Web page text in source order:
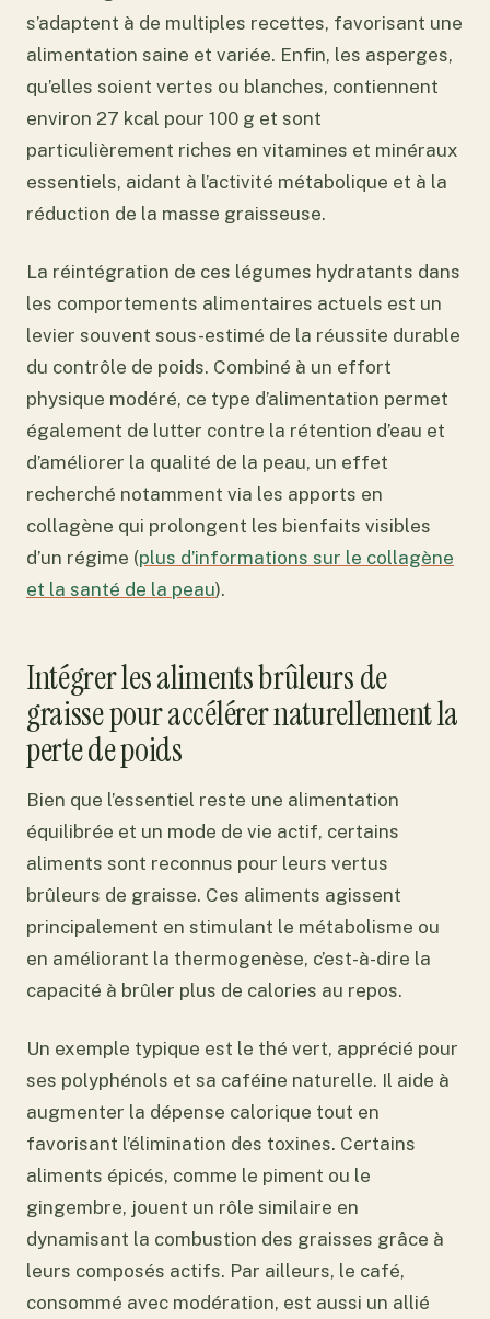
s’adaptent à de multiples recettes, favorisant une
alimentation saine et variée. Enfin, les asperges,
qu’elles soient vertes ou blanches, contiennent
environ 27 kcal pour 100 g et sont
particulièrement riches en vitamines et minéraux
essentiels, aidant à l’activité métabolique et à la
réduction de la masse graisseuse.
La réintégration de ces légumes hydratants dans
les comportements alimentaires actuels est un
levier souvent sous-estimé de la réussite durable
du contrôle de poids. Combiné à un effort
physique modéré, ce type d’alimentation permet
également de lutter contre la rétention d’eau et
d’améliorer la qualité de la peau, un effet
recherché notamment via les apports en
collagène qui prolongent les bienfaits visibles
d’un régime (plus d’informations sur le collagène
et la santé de la peau).
Intégrer les aliments brûleurs de
graisse pour accélérer naturellement la
perte de poids
Bien que l’essentiel reste une alimentation
équilibrée et un mode de vie actif, certains
aliments sont reconnus pour leurs vertus
brûleurs de graisse. Ces aliments agissent
principalement en stimulant le métabolisme ou
en améliorant la thermogenèse, c’est-à-dire la
capacité à brûler plus de calories au repos.
Un exemple typique est le thé vert, apprécié pour
ses polyphénols et sa caféine naturelle. Il aide à
augmenter la dépense calorique tout en
favorisant l’élimination des toxines. Certains
aliments épicés, comme le piment ou le
gingembre, jouent un rôle similaire en
dynamisant la combustion des graisses grâce à
leurs composés actifs. Par ailleurs, le café,
consommé avec modération, est aussi un allié